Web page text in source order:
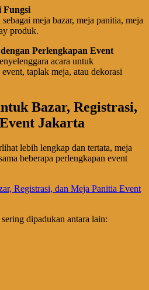
Fungsi
sebagai meja bazar, meja panitia, meja
produk.
Perlengkapan Event
acara untuk
taplak meja, atau dekorasi
Bazar, Registrasi,
Jakarta
lebih lengkap dan tertata, meja
beberapa perlengkapan event
dipadukan antara lain: